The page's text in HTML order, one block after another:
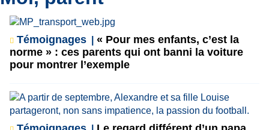
Témoignages
« Pour mes enfants, c’est la
norme » : ces parents qui ont banni la voiture
pour montrer l’exemple